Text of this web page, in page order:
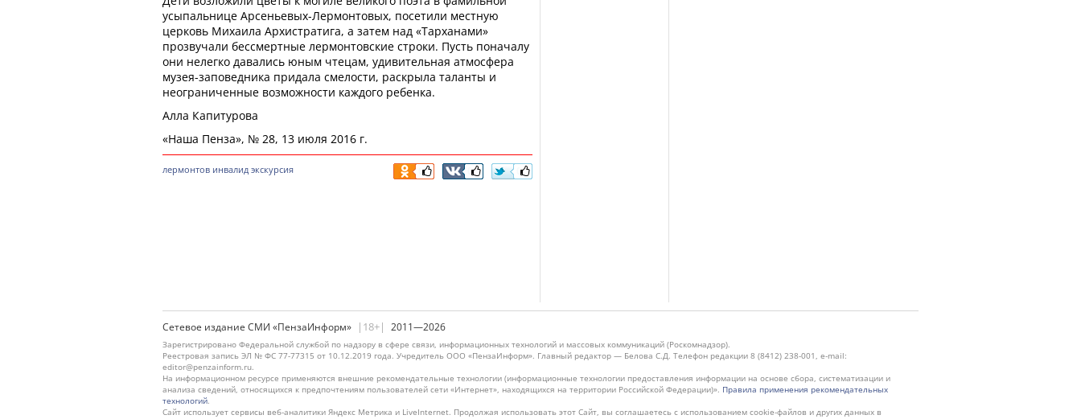
усыпальнице Арсеньевых-Лермонтовых, посетили местную
церковь Михаила Архистратига, а затем над «Тарханами»
прозвучали бессмертные лермонтовские строки. Пусть поначалу
они нелегко давались юным чтецам, удивительная атмосфера
музея-заповедника придала смелости, раскрыла таланты и
неограниченные возможности каждого ребенка.
Алла Капитурова
«Наша Пенза», № 28, 13 июля 2016 г.
лермонтов инвалид экскурсия
Сетевое издание СМИ «ПензаИнформ» |18+| 2011—2026
Зарегистрировано Федеральной службой по надзору в сфере связи, информационных технологий и массовых коммуникаций (Роскомнадзор).
Реестровая запись ЭЛ № ФС 77-77315 от 10.12.2019 года. Учредитель ООО «ПензаИнформ». Главный редактор — Белова С.Д. Телефон редакции 8 (8412) 238-001, e-mail:
editor@penzainform.ru.
На информационном ресурсе применяются внешние рекомендательные технологии (информационные технологии предоставления информации на основе сбора, систематизации и
анализа сведений, относящихся к предпочтениям пользователей сети «Интернет», находящихся на территории Российской Федерации)». Правила применения рекомендательных
технологий.
Сайт использует сервисы веб-аналитики Яндекс Метрика и LiveInternet. Продолжая использовать этот Сайт, вы соглашаетесь с использованием cookie-файлов и других данных в